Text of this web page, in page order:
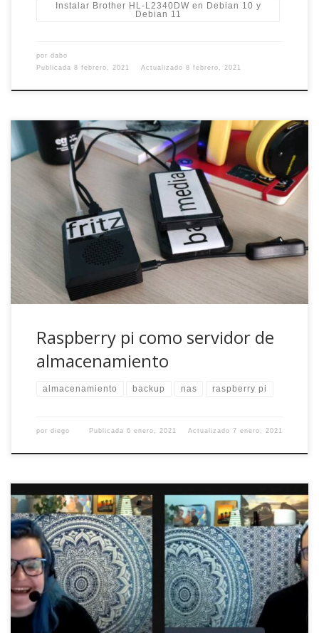
Instalar Brother HL-L2340DW en Debian 10 y
Debian 11
por dabo
Publicada 8 febrero, 2021 Actualizado 8 febrero, 2021
Soy una persona que hace copias de seguridad. De todo.
Siempre. No me vale lo de que no hacen falta, que soy un
exagerado ni ninguna otra excusa. Backup y punto. Y
cifrados. Y siguiendo la regla del 3-2-1. Y con un armario de
comunicaciones adecuado. Además, me encantan las […]
Raspberry pi como servidor de
almacenamiento
almacenamiento backup nas raspberry pi
por diego Publicada6 enero, 2021 Actualizado7 enero, 2021
Resulta que asiaknt tiene un proyecto imponente para
acercar la tecnología a las mujeres y aprender sobre una
gran variedad de temas que van desde la nube a la
ciberseguridad pasando por lenguajes de programación o
diseño. Se llama IT~gals y es terriblemente recomendable,
tanto para asistir como convertirse en […]